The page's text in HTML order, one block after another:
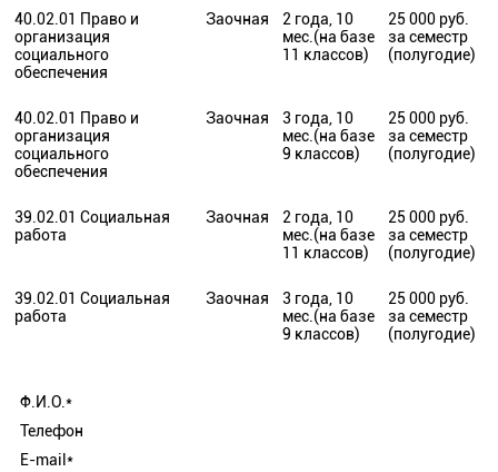
40.02.01 Право и
организация
социального
обеспечения
Заочная
2 года, 10
мес.(на базе
11 классов)
25 000 руб.
за семестр
(полугодие)
40.02.01 Право и
организация
социального
обеспечения
Заочная
3 года, 10
мес.(на базе
9 классов)
25 000 руб.
за семестр
(полугодие)
39.02.01 Социальная
работа
Заочная
2 года, 10
мес.(на базе
11 классов)
25 000 руб.
за семестр
(полугодие)
39.02.01 Социальная
работа
Заочная
3 года, 10
мес.(на базе
9 классов)
25 000 руб.
за семестр
(полугодие)
Ф.И.О.*
Телефон
E-mail*